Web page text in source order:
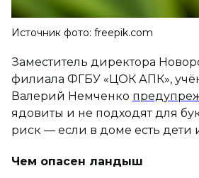
Источник фото: freepik.com
Заместитель директора
филиала ФГБУ «ЦОК АПК»,
Валерий Немченко
ядовиты и не подходят для
риск — если в доме есть дети
Чем опасен ландыш